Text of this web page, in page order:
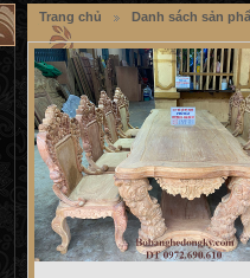
Trang chủ Danh sách sản